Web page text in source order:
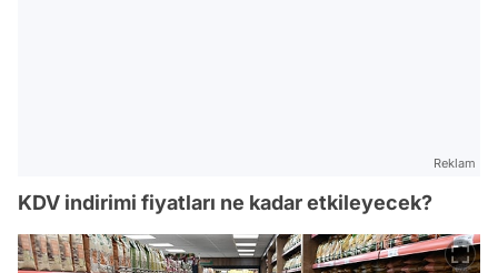
Reklam
KDV indirimi fiyatları ne kadar etkileyecek?